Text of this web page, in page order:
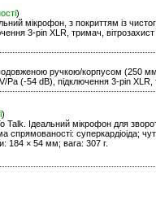
)
мікрофон, з покриттям із
3-pin XLR, тримач, вітрозахист
ручкою/корпусом (250
(-54 dB), підключення 3-pin XLR,
)
Ідеальний мікрофон для
спрямованості: суперкардіоіда;
184 × 54 мм; вага: 307 г.